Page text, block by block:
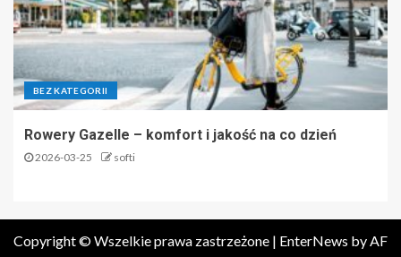
BEZ KATEGORII
Rowery Gazelle – komfort i jakość na co dzień
2026-03-25 softi
Copyright © Wszelkie prawa zastrzeżone | EnterNews by AF